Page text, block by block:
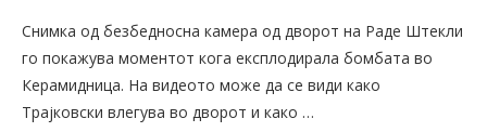
Снимка од безбедносна камера од дворот на Раде Штекли
го покажува моментот кога експлодирала бомбата во
Керамидница. На видеото може да се види како
Трајковски влегува во дворот и како …